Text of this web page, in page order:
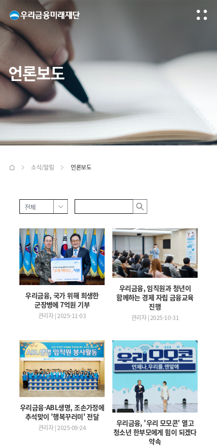
언론보도
소식/알림 언론보도
우리금융, 국가 위해 희생한
군장병에 7억원 기부
관리자 | 2025-11-03
우리금융, 임직원과 청년이
함께하는 경제 자립 금융교육
진행
관리자 | 2025-10-31
우리금융·ABL생명, 조손가정에
추석맞이 '행복꾸러미' 전달
관리자 | 2025-09-24
우리금융, '우리 모모콘' 열고
청소년 한부모에게 힘이 되겠다
약속